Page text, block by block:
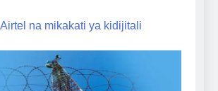
Airtel na mikakati ya kidijitali